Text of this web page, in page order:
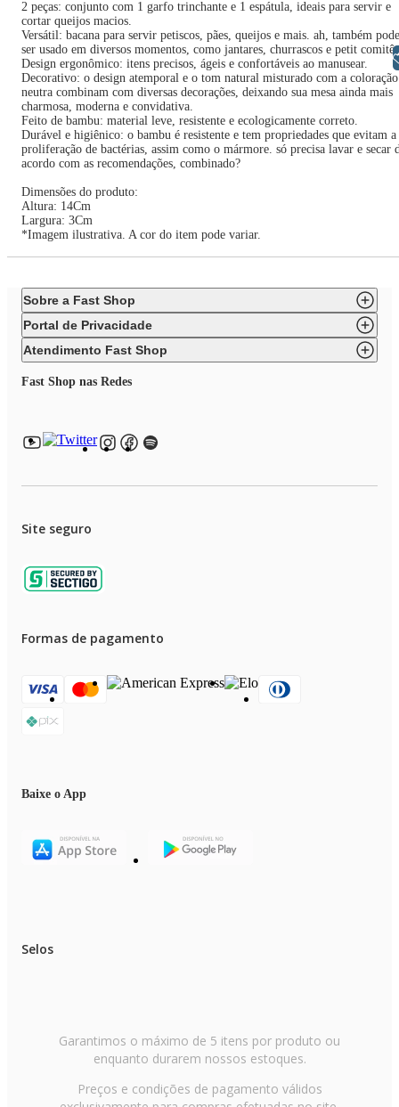
2 peças: conjunto com 1 garfo trinchante e 1 espátula, ideais para servir e
cortar queijos macios.
Versátil: bacana para servir petiscos, pães, queijos e mais. ah, também pode
ser usado em diversos momentos, como jantares, churrascos e petit
Design ergonômico: itens precisos, ágeis e confortáveis ao manusear.
Decorativo: o design atemporal e o tom natural misturado com a coloração
neutra combinam com diversas decorações, deixando sua mesa ainda mais
charmosa, moderna e convidativa.
Feito de bambu: material leve, resistente e ecologicamente correto.
Durável e higiênico: o bambu é resistente e tem propriedades que evitam a
proliferação de bactérias, assim como o mármore. só precisa lavar e secar
acordo com as recomendações, combinado?
Dimensões do produto:
Altura: 14Cm
Largura: 3Cm
*Imagem ilustrativa. A cor do item pode variar.
Sobre a Fast Shop
Portal de Privacidade
Atendimento Fast Shop
Fast Shop nas Redes
Site seguro
Formas de pagamento
Baixe o App
Selos
Garantimos o máximo de 5 itens por produto ou
enquanto durarem nossos estoques.
Preços e condições de pagamento válidos
Libras